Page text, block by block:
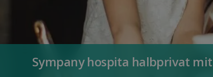
Sympany hospita halbprivat